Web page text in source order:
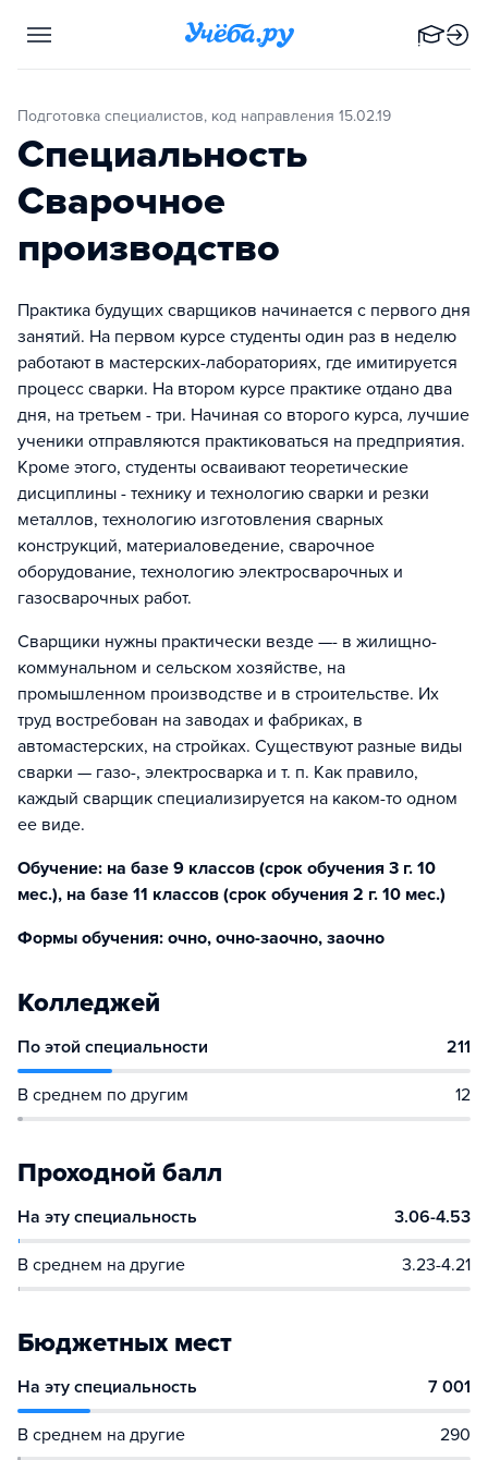
Подготовка специалистов, код направления 15.02.19
Специальность
Сварочное
производство
Практика будущих сварщиков начинается с первого дня
занятий. На первом курсе студенты один раз в неделю
работают в мастерских-лабораториях, где имитируется
процесс сварки. На втором курсе практике отдано два
дня, на третьем - три. Начиная со второго курса, лучшие
ученики отправляются практиковаться на предприятия.
Кроме этого, студенты осваивают теоретические
дисциплины - технику и технологию сварки и резки
металлов, технологию изготовления сварных
конструкций, материаловедение, сварочное
оборудование, технологию электросварочных и
газосварочных работ.
Сварщики нужны практически везде —- в жилищно-
коммунальном и сельском хозяйстве, на
промышленном производстве и в строительстве. Их
труд востребован на заводах и фабриках, в
автомастерских, на стройках. Существуют разные виды
сварки — газо-, электросварка и т. п. Как правило,
каждый сварщик специализируется на каком-то одном
ее виде.
Обучение: на базе 9 классов (срок обучения 3 г. 10
мес.), на базе 11 классов (срок обучения 2 г. 10 мес.)
Формы обучения: очно, очно-заочно, заочно
Колледжей
По этой специальности 211
В среднем по другим 12
Проходной балл
На эту специальность 3.06-4.53
В среднем на другие 3.23-4.21
Бюджетных мест
На эту специальность 7 001
В среднем на другие 290